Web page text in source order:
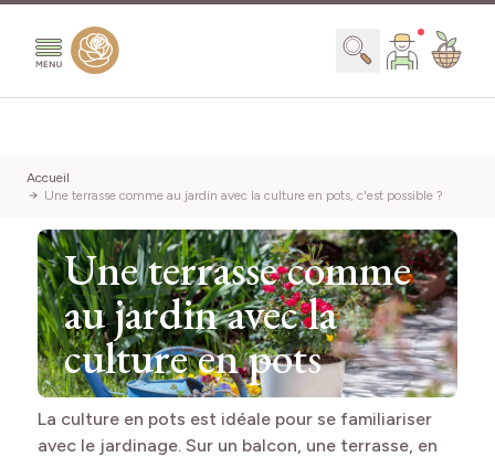
Chercher
Accueil
Une terrasse comme au jardin avec la culture en pots, c'est possible ?
Une terrasse comme
au jardin avec la
culture en pots
La culture en pots est idéale pour se familiariser
avec le jardinage. Sur un balcon, une terrasse, en